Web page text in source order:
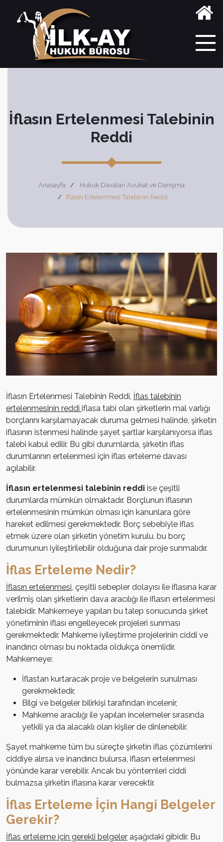
İflasın Ertelenmesi Talebinin
Reddi
Anasayfa
Hukuk Davaları Avukat ve Danışma
İflasın Ertelenmesi Talebinin Reddi
İflasın Ertelenmesi Talebinin Reddi, İflas talebinin
ertelenmesinin reddi iflasa tabi olan şirketlerin mal varlığı
borçlarını karşılamayacak duruma gelmesi halinde, şirketin
iflasının istenmesi halinde şayet şartlar karşılanıyorsa iflas
talebi kabul edilir. Bu gibi durumlarda, şirketin iflas
durumlarının ertelenmesi için iflas erteleme davası
açılabilir.
İflasın ertelenmesi talebinin reddi ise çeşitli
durumlarda mümkün olmaktadır. Borçlunun iflasının
ertelenmesinin mümkün olması için kanunlara göre
hareket edilmesi gerekmektedir. Borç sebebiyle iflas
etmek üzere olan şirketin yönetim kurulu, bu borç
durumunun iyileştirilebilir olduğuna dair proje sunmalıdır.
İflas Erteleme Nedir?
İflasın ertelenmesi, çeşitli sebepler dolayısı ile iflasına karar
verilmiş olan şirketlerin dava aracılığı ile iflasın ertelenmesi
talebidir. Mahkemeye yapılan bu talep sonucunda şirket
yönetiminin iflası engelleyecek projeleri sunması
gerekmektedir. Mahkeme iyileştirme projelerinin ciddi ve
inandırıcı olması bu noktada oldukça önemlidir.
Mahkemeye:
İflastan kurtaracak proje ve belgelerin sunulması
gerekmektedir,
Bilgi ve belgeler bilirkişi tarafından incelenir,
Mahkeme aracılığı ile yapılan incelemeler sırasında
yetkili ya da alacaklı olan kişiler de dinlenebilir.
Şayet mahkeme tüm bu süreçte şirketin iflas çözümlerini
ciddiye alırsa ve inandırıcı bulursa, iflasın ertelenmesi
yönünde karar verebilir. Ancak bu yöntemleri ciddi
bulmazsa şirketin iflasına karar verecektir.
İflas Erteleme İçin Hangi Belgeler
Gerekir?
İflas erteleme için gerekli belgeler aşağıdaki gibidir. Bu